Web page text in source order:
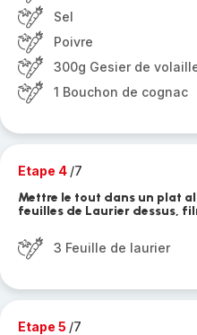
Sel
Poivre
300g Gesier de
1 Bouchon de cognac
Etape 4 /7
Mettre le tout dans un plat
feuilles de Laurier dessus,
3 Feuille de laurier
Etape 5 /7